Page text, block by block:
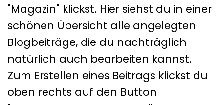
"Magazin" klickst. Hier siehst du in einer
schönen Übersicht alle angelegten
Blogbeiträge, die du nachträglich
natürlich auch bearbeiten kannst.
Zum Erstellen eines Beitrags klickst du
oben rechts auf den Button